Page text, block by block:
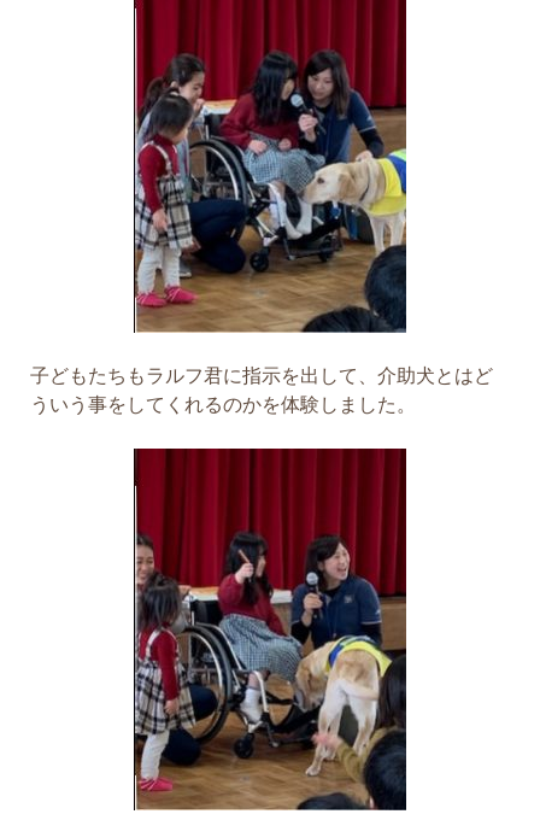
子どもたちもラルフ君に指示を出して、介助犬とはど
ういう事をしてくれるのかを体験しました。